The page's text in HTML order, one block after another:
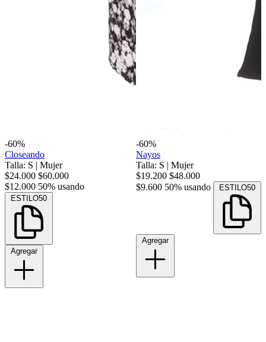
-60%
Closeando
Talla: S | Mujer
$24.000 $60.000
$12.000 50% usando
ESTILO50
Agregar
-60%
Nayos
Talla: S | Mujer
$19.200 $48.000
$9.600 50% usando ESTILO50
Agregar